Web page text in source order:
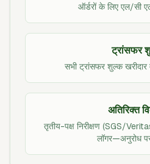
ऑर्डरों के लिए एल/सी
ट्रांसफर
सभी ट्रांसफर शुल्क खरीदार
अतिरिक्त
तृतीय-पक्ष निरीक्षण (SGS/
लॉगर—अनुरोध